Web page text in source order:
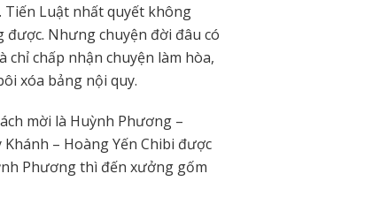
Luật nhất quyết không
được. Nhưng chuyện đời đâu có
chấp nhận chuyện làm hòa,
xóa bảng nội quy.
mời là Huỳnh Phương –
– Hoàng Yến Chibi được
Phương thì đến xưởng gốm